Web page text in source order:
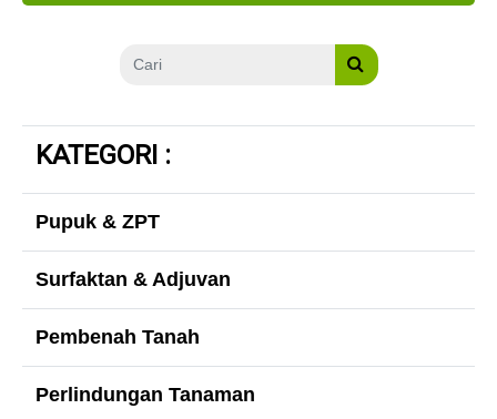
KATEGORI :
Pupuk & ZPT
Surfaktan & Adjuvan
Pembenah Tanah
Perlindungan Tanaman